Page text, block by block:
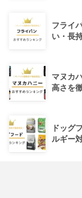
フライ
い・長
マヌカ
高さを
ドッグ
ルギー